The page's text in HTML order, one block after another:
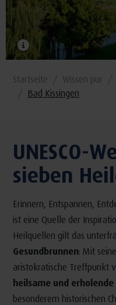
Startseite Wissen pur
Bad Kissingen
UNESCO-
sieben
Erinnern, Entspannen,
ist eine Quelle der
Heilquellen gilt das
Gesundbrunnen: Mit
aristokratische Treffpunkt
heilsame und
besonderem historischen